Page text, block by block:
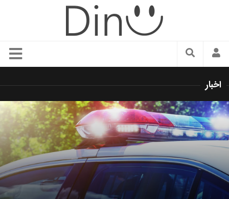
سبک زندگی
زیبایی و آرایش
شیک پوشی
دکوراسیون و چیدمان
غذا
رستوران گردی
اخبار